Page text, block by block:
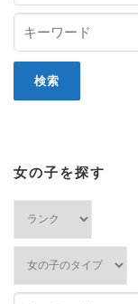
女の子を探す